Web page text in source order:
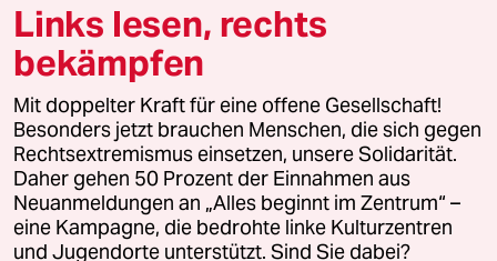
© 2026 taz Verlags und Vertriebs GmbH
Alle Rechte vorbehalten. Bei rechtlichen Fragen oder für Genehmigungen
wenden Sie sich bitte an
lizenzen@taz.de
Feedback Redaktionsstatut Kommune-Richtlinien
Leitlinie Informant Datenschutz Impressum AGB
Links lesen, rechts
bekämpfen
Mit doppelter Kraft für eine offene Gesellschaft!
Besonders jetzt brauchen Menschen, die sich gegen
Rechtsextremismus einsetzen, unsere Solidarität.
Daher gehen 50 Prozent der Einnahmen aus
Neuanmeldungen an „Alles beginnt im Zentrum“ –
eine Kampagne, die bedrohte linke Kulturzentren
und Jugendorte unterstützt. Sind Sie dabei?